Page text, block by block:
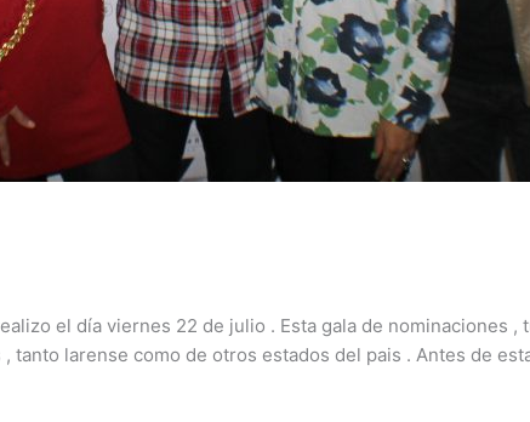
el día viernes 22 de julio . Esta gala de nominaciones ,
larense como de otros estados del pais . Antes de